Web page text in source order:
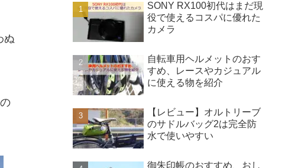
ぬ
SONY RX100初代はまだ現
役で使えるコスパに優れた
カメラ
自転車用ヘルメットのおす
すめ、レースやカジュアル
に使える物を紹介
【レビュー】オルトリーブ
のサドルバッグ2は完全防
水で使いやすい
御朱印帳のおすすめ、おし